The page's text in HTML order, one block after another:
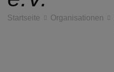
Startseite Organisationen